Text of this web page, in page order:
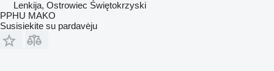
Lenkija, Ostrowiec Świętokrzyski
PPHU MAKO
Susisiekite su pardavėju